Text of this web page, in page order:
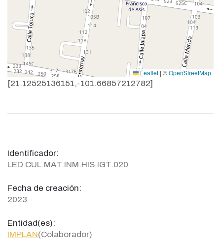
Leaflet | ©OpenStreetMap
[21.12525136151,-101.66857212782]
Identificador:
LED.CUL.MAT.INM.HIS.IGT.020
Fecha de creación:
2023
Entidad(es):
IMPLAN(Colaborador)